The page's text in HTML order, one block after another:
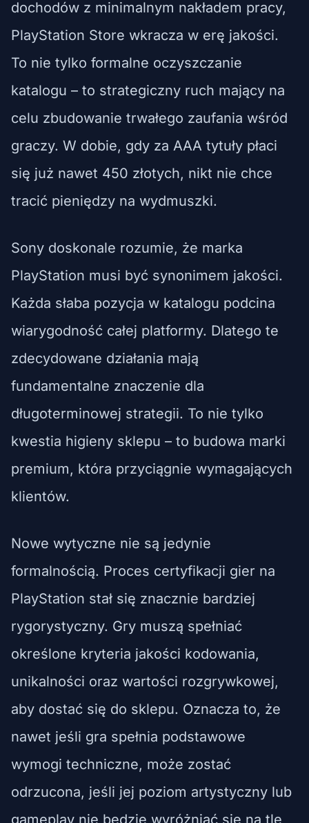
dochodów z minimalnym nakładem pracy,
PlayStation Store wkracza w erę jakości.
To nie tylko formalne oczyszczanie
katalogu – to strategiczny ruch mający na
celu zbudowanie trwałego zaufania wśród
graczy. W dobie, gdy za AAA tytuły płaci
się już nawet 450 złotych, nikt nie chce
tracić pieniędzy na wydmuszki.
Sony doskonale rozumie, że marka
PlayStation musi być synonimem jakości.
Każda słaba pozycja w katalogu podcina
wiarygodność całej platformy. Dlatego te
zdecydowane działania mają
fundamentalne znaczenie dla
długoterminowej strategii. To nie tylko
kwestia higieny sklepu – to budowa marki
premium, która przyciągnie wymagających
klientów.
Nowe wytyczne nie są jedynie
formalnością. Proces certyfikacji gier na
PlayStation stał się znacznie bardziej
rygorystyczny. Gry muszą spełniać
określone kryteria jakości kodowania,
unikalności oraz wartości rozgrywkowej,
aby dostać się do sklepu. Oznacza to, że
nawet jeśli gra spełnia podstawowe
wymogi techniczne, może zostać
odrzucona, jeśli jej poziom artystyczny lub
gameplay nie będzie wyróżniać się na tle